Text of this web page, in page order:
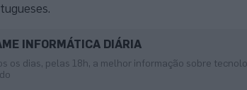
INFORMÁTICA DIÁRIA
os dias, pelas 18h, a melhor informação sobre